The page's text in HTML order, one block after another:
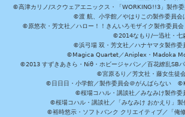
©高津カリノ/スクウェアエニックス・「WORKING!!3」製作
©渡 航、小学館／やはりこの製作委員
©原悠衣・芳文社／ハロー！！きんいろモザイク製作委員
©2014なもり/一迅社・
©浜弓場 双・芳文社／ハナヤマタ製作
©Magica Quartet／Aniplex・Madoka
©2013 すずきあきら・Niθ・ホビージャパン／百花繚乱
©宮原るり／芳文社・藤女生徒
©日日日・小学館／製作委員会＠がんばらない
©桜場コハル・講談社／みなみけ製作
©桜場コハル・講談社／「みなみけ おかえり」
©裕時悠示・ソフトバンク クリエイティブ／「